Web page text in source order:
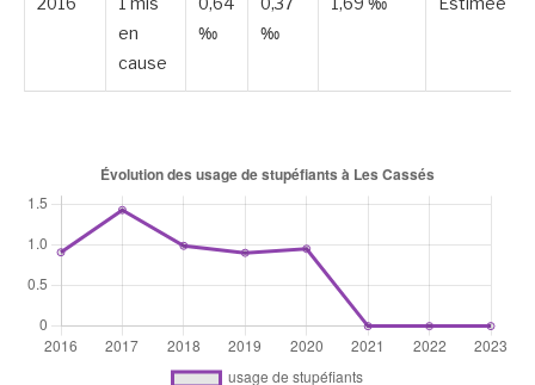
2016
1 mis
en
cause
0,64
‰
0,37
‰
1,69 ‰ Estimée